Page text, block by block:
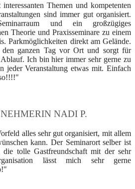
Themen und kompetenten
sind immer gut organisiert.
und ein großzügiges
Theorie und Praxisseminare zu einem
Parkmöglichkeiten direkt am Gelände.
den ganzen Tag vor Ort und sorgt für
Ich bin hier immer sehr gerne zu
jeder Veranstaltung etwas mit. Einfach
NADI P.
alles sehr gut organisiert, mit allem
kann. Der Seminarort selber ist
tolle Gastfreundschaft mit der sehr
lässt mich sehr gerne